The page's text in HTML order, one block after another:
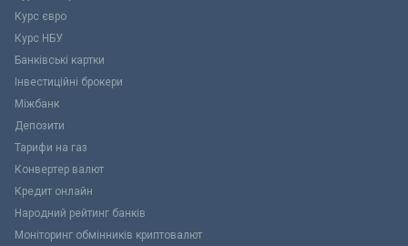
Курс євро
Курс НБУ
Банківські картки
Інвестиційні брокери
Міжбанк
Депозити
Тарифи на газ
Конвертер валют
Кредит онлайн
Народний рейтинг банків
Моніторинг обмінників криптовалют